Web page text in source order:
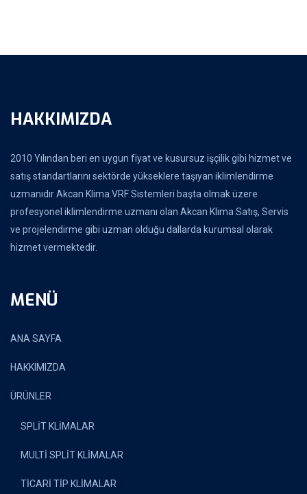
HAKKIMIZDA
2010 Yılından beri en uygun fiyat ve kusursuz işçilik gibi hizmet ve
satış standartlarını sektörde yükseklere taşıyan iklimlendirme
uzmanıdır Akcan Klima.VRF Sistemleri başta olmak üzere
profesyonel iklimlendirme uzmanı olan Akcan Klima Satış, Servis
ve projelendirme gibi uzman olduğu dallarda kurumsal olarak
hizmet vermektedir.
MENÜ
ANA SAYFA
HAKKIMIZDA
ÜRÜNLER
SPLİT KLİMALAR
MULTİ SPLİT KLİMALAR
TİCARİ TİP KLİMALAR